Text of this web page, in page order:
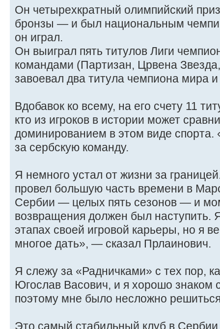
Он четырехкратный олимпийский
бронзы — и был национальным
он играл.
Он выиграл пять титулов Лиги
командами (Партизан, Црвена
завоевал два титула чемпиона мира
Вдобавок ко всему, на его счету 11
кто из игроков в истории может
доминированием в этом виде спорта.
за сербскую команду.
Я немного устал от жизни за
провел большую часть времени в
Сербии — целых пять сезонов — и
возвращения должен был наступить.
этапах своей игровой карьеры, но я
многое дать», — сказал Прлаинович.
Я слежу за «Радничками» с тех пор,
Югослав Васович, и я хорошо знаком
поэтому мне было несложно
Это самый стабильный клуб в Сербии